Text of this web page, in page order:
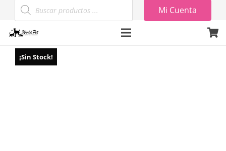
Búsqueda
de
productos
Mi Cuenta
¡Sin Stock!